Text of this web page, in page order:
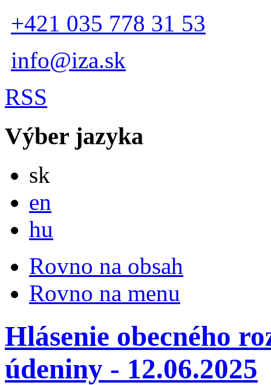
+421 035 778 31 53
info@iza.sk
RSS
Výber jazyka
sk
en
hu
Rovno na obsah
Rovno na menu
Hlásenie obecného
údeniny - 12.06.2025